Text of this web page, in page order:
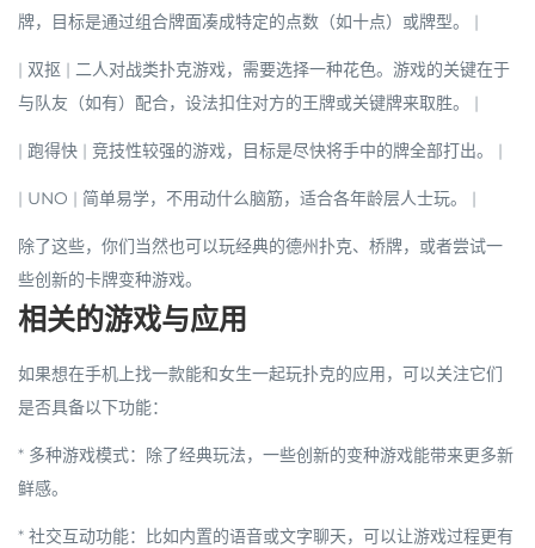
牌，目标是通过组合牌面凑成特定的点数（如十点）或牌型。 |
| 双抠 | 二人对战类扑克游戏，需要选择一种花色。游戏的关键在于
与队友（如有）配合，设法扣住对方的王牌或关键牌来取胜。 |
| 跑得快 | 竞技性较强的游戏，目标是尽快将手中的牌全部打出。 |
| UNO | 简单易学，不用动什么脑筋，适合各年龄层人士玩。 |
除了这些，你们当然也可以玩经典的德州扑克、 桥牌，或者尝试一
些创新的卡牌变种游戏。
相关的游戏与应用
如果想在手机上找一款能和女生一起玩扑克的应用，可以关注它们
是否具备以下功能：
* 多种游戏模式：除了经典玩法，一些创新的变种游戏能带来更多新
鲜感。
* 社交互动功能：比如内置的语音或文字聊天，可以让游戏过程更有